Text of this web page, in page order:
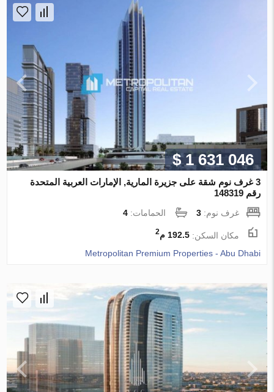
$ 1 631 046
3 غرف نوم شقة على جزيرة المارية, الإمارات العربية المتحدة
رقم 148319
غرف نوم:3 الحمامات:4
مكان السكن:192.5 م 2
Metropolitan Premium Properties - Abu Dhabi